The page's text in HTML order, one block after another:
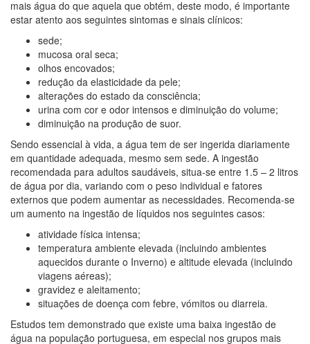
mais água do que aquela que obtém, deste modo, é importante
estar atento aos seguintes sintomas e sinais clínicos:
sede;
mucosa oral seca;
olhos encovados;
redução da elasticidade da pele;
alterações do estado da consciência;
urina com cor e odor intensos e diminuição do volume;
diminuição na produção de suor.
Sendo essencial à vida, a água tem de ser ingerida diariamente
em quantidade adequada, mesmo sem sede. A ingestão
recomendada para adultos saudáveis, situa-se entre 1.5 – 2 litros
de água por dia, variando com o peso individual e fatores
externos que podem aumentar as necessidades. Recomenda-se
um aumento na ingestão de líquidos nos seguintes casos:
atividade física intensa;
temperatura ambiente elevada (incluindo ambientes
aquecidos durante o Inverno) e altitude elevada (incluindo
viagens aéreas);
gravidez e aleitamento;
situações de doença com febre, vómitos ou diarreia.
Estudos tem demonstrado que existe uma baixa ingestão de
água na população portuguesa, em especial nos grupos mais